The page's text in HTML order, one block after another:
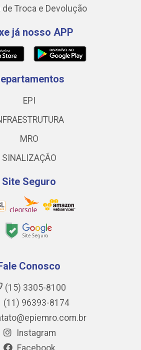
de Troca e Devolução
já nosso APP
EPI
MRO
SINALIZAÇÃO
Site Seguro
Conosco
(15) 3305-8100
(11) 96393-8174
Instagram
Facebook